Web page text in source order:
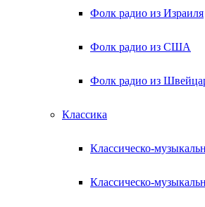
Фолк радио из Израиля
Фолк радио из США
Фолк радио из
Классика
Классическо-
Классическо-